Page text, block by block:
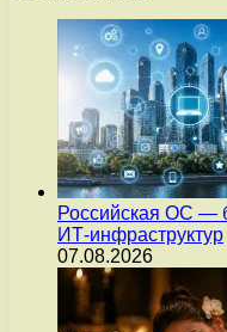
Российская ОС —
ИТ-инфраструктур
07.08.2026